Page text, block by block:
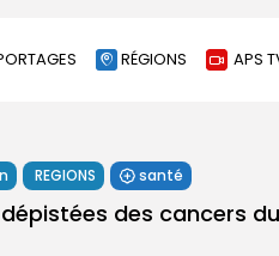
RÉGIONS APS
REGIONS santé
des cancers